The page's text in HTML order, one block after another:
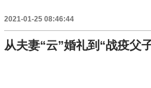
2021-01-25 08:46:44
从夫妻“云”婚礼到“战疫父